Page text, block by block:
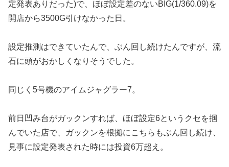
定発表ありだった)で、ほぼ設定差のないBIG(1/360.09)を
開店から3500G引けなかった日。
設定推測はできていたんで 、ぶん回し続けたんですが、流
石に頭がおかしくなりそうでした。
同じく5号機のアイムジャグラー7。
前日凹み台がガックンすれば 、ほぼ設定6というクセを掴
んでいた店で、ガックンを根拠にこち らもぶん回し続け、
見事に設定発表された時には投資6万超え。